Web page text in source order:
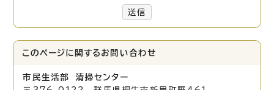
送信
このページに関する お問い合わせ
市民生活部 清掃センター